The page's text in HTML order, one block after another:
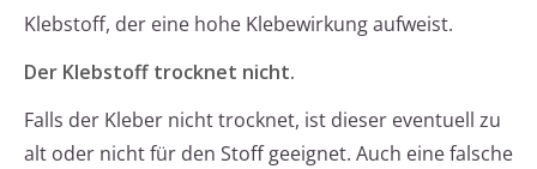
Klebstoff, der eine hohe Klebewirkung aufweist.
Der Klebstoff trocknet nicht.
Falls der Kleber nicht trocknet, ist dieser eventuell zu
alt oder nicht für den Stoff geeignet. Auch eine falsche